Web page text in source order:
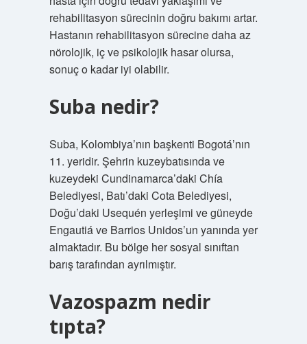
rehabilitasyon sürecinin doğru bakımı artar.
Hastanın rehabilitasyon sürecine daha az
nörolojik, iç ve psikolojik hasar olursa,
sonuç o kadar iyi olabilir.
Suba nedir?
Suba, Kolombiya’nın başkenti Bogotá’nın
11. yeridir. Şehrin kuzeybatısında ve
kuzeydeki Cundinamarca’daki Chía
Belediyesi, Batı’daki Cota Belediyesi,
Doğu’daki Usequén yerleşimi ve güneyde
Engautiá ve Barrios Unidos’un yanında yer
almaktadır. Bu bölge her sosyal sınıftan
barış tarafından ayrılmıştır.
Vazospazm nedir
tıpta?